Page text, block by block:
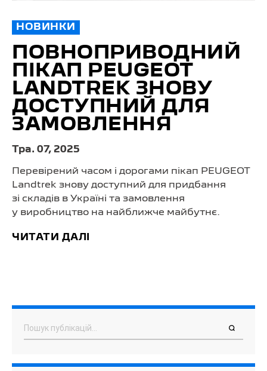
НОВИНКИ
ПОВНО­ПРИВОДНИЙ
ПІКАП PEUGEOT
LANDTREK ЗНОВУ
ДОСТУПНИЙ ДЛЯ
ЗАМОВЛЕННЯ
Тра. 07, 2025
Перевірений часом і дорогами пікап PEUGEOT
Landtrek знову доступний для придбання
зі складів в Україні та замовлення
у виробництво на найближче майбутнє.
ЧИТАТИ ДАЛІ